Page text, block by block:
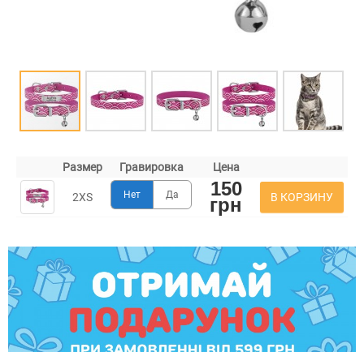
Размер Гравировка Цена
2XS Нет Да 150
грн В КОРЗИНУ